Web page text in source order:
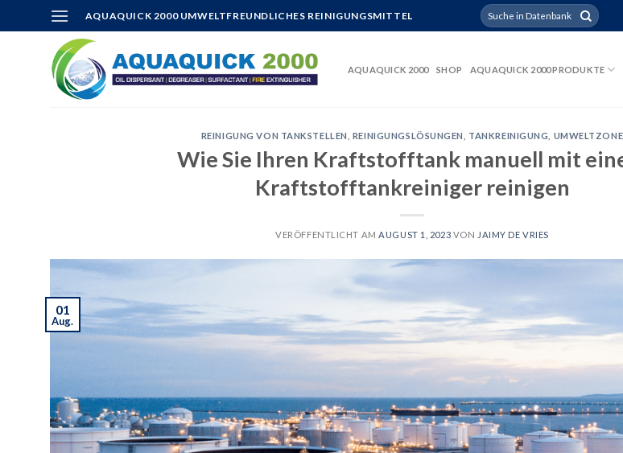
to
AQUAQUICK 2000 UMWELTFREUNDLICHES REINIGUNGSMITTEL
Suchen
nach:
AQUAQUICK 2000 SHOP AQUAQUICK 2000 PRODUKTE
REINIGUNG VON TANKSTELLEN REINIGUNGSLÖSUNGEN TANKREINIGUNG UMWELTZONE
Wie Sie Ihren Kraftstofftank manuell mit
Kraftstofftankreiniger reinigen
VERÖFFENTLICHT AM AUGUST 1, 2023 VON JAIMY DE VRIES
01
Aug.